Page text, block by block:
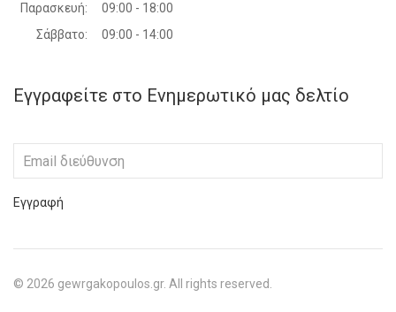
Παρασκευή:
09:00 - 18:00
Σάββατο:
09:00 - 14:00
Εγγραφείτε στο Ενημερωτικό μας δελτίο
Εγγραφή
© 2026 gewrgakopoulos.gr. All rights reserved.